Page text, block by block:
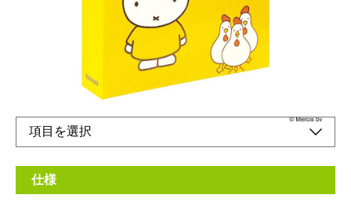
A4サイズと同じ大きさで収納しやすい、スリップケース入りの
ポケットアルバムです。
オンラインショップ
仕様